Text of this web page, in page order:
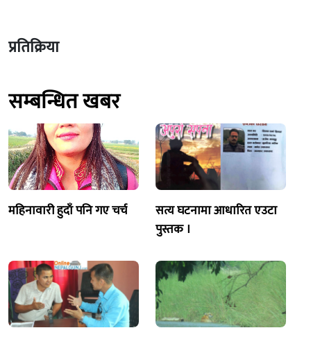
प्रतिक्रिया
सम्बन्धित खबर
महिनावारी हुदाँ पनि गए चर्च
सत्य घटनामा आधारित एउटा
पुस्तक ।